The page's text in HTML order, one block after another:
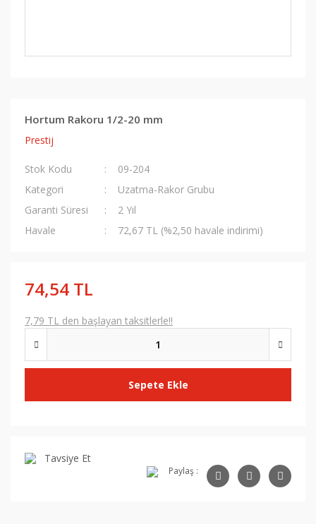
Hortum Rakoru 1/2-20 mm
Prestij
Stok Kodu
09-204
Kategori
Uzatma-Rakor Grubu
Garanti Süresi
2 Yıl
Havale
72,67 TL (%2,50 havale indirimi)
74,54 TL
7,79 TL den başlayan taksitlerle!!
Sepete Ekle
Tavsiye Et
Paylaş :